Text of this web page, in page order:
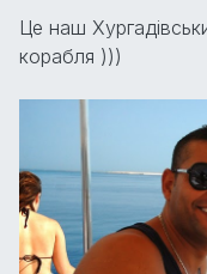
Це наш
корабля )))